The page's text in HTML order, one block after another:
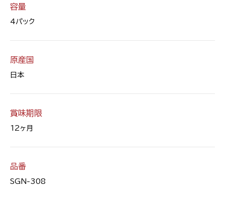
容量
4パック
原産国
日本
賞味期限
12ヶ月
品番
SGN-308